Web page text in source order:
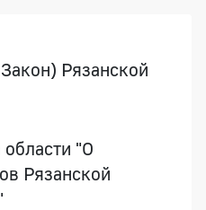
Рязанской
"О
Рязанской